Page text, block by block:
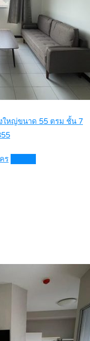
ใหญ่ขนาด 55 ตรม ชั้น 7
ร